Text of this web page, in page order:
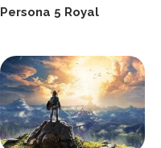
Persona 5 Royal